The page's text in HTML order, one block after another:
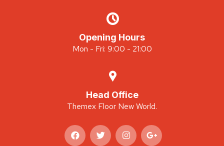
Opening Hours
Mon - Fri: 9:00 - 21:00
Head Office
Themex Floor New World.